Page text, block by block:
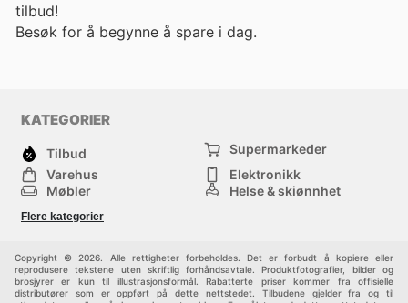
tilbud!
Besøk for å begynne å spare i dag.
KATEGORIER
Tilbud
Supermarkeder
Varehus
Elektronikk
Møbler
Helse & skjønnhet
Sport
Flere kategorier
Copyright © 2026. Alle rettigheter forbeholdes. Det er forbudt å kopiere eller
reprodusere tekstene uten skriftlig forhåndsavtale. Produktfotografier, bilder og
brosjyrer er kun til illustrasjonsformål. Rabatterte priser kommer fra offisielle
distributører som er oppført på dette nettstedet. Tilbudene gjelder fra og til